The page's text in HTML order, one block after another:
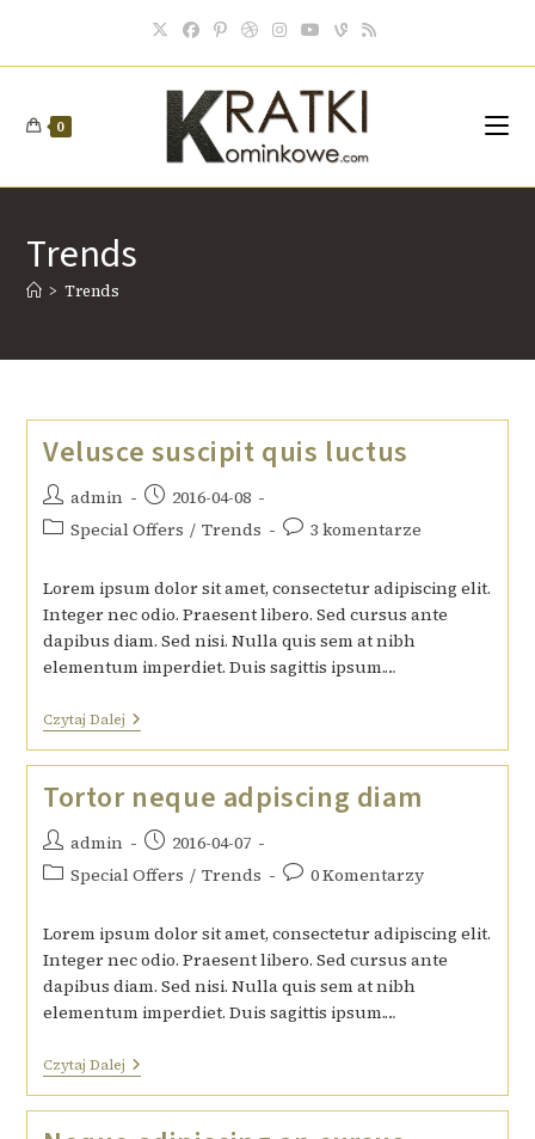
0
Trends
> Trends
Velusce suscipit quis luctus
admin
2016-04-08
Special Offers / Trends 3 komentarze
Lorem ipsum dolor sit amet, consectetur adipiscing elit.
Integer nec odio. Praesent libero. Sed cursus ante
dapibus diam. Sed nisi. Nulla quis sem at nibh
elementum imperdiet. Duis sagittis ipsum.…
Czytaj Dalej
Tortor neque adpiscing diam
admin
2016-04-07
Special Offers / Trends 0 Komentarzy
Lorem ipsum dolor sit amet, consectetur adipiscing elit.
Integer nec odio. Praesent libero. Sed cursus ante
dapibus diam. Sed nisi. Nulla quis sem at nibh
elementum imperdiet. Duis sagittis ipsum.…
Czytaj Dalej